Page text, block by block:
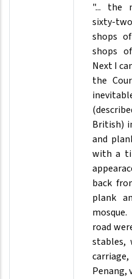
"... the
sixty-
shops
shops
Next I
the
British)
and
with a
back
plank
road
stables,
Penang,